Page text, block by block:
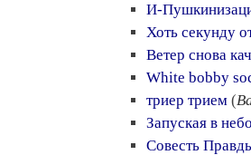
И-
Хоть секунду
Ветер снова
White bobby
триер трием (
Запуская в
Совесть